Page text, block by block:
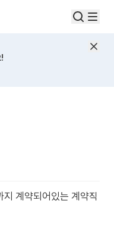
계약되어있는 계약직